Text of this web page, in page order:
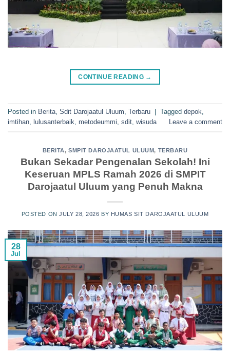
CONTINUE READING →
Posted in Berita Sdit Darojaatul Uluum Terbaru Tagged depok
imtihan
lulusanterbaik metodeummi sdit wisuda Leave a comment
BERITA,SMPIT DAROJAATUL ULUUM, TERBARU
Bukan Sekadar Pengenalan Sekolah! Ini
Keseruan MPLS Ramah 2026 di SMPIT
Darojaatul Uluum yang Penuh Makna
POSTED ONJULY 28, 2026 BY HUMAS SIT DAROJAATUL ULUUM
28
Jul